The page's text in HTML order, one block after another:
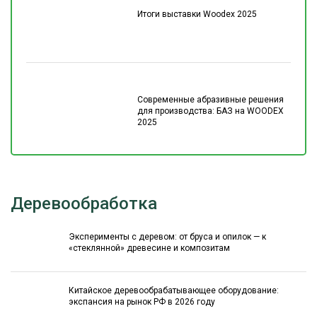
Итоги выставки Woodex 2025
Современные абразивные решения
для производства: БАЗ на WOODEX
2025
Деревообработка
Эксперименты с деревом: от бруса и опилок — к
«стеклянной» древесине и композитам
Китайское деревообрабатывающее оборудование:
экспансия на рынок РФ в 2026 году